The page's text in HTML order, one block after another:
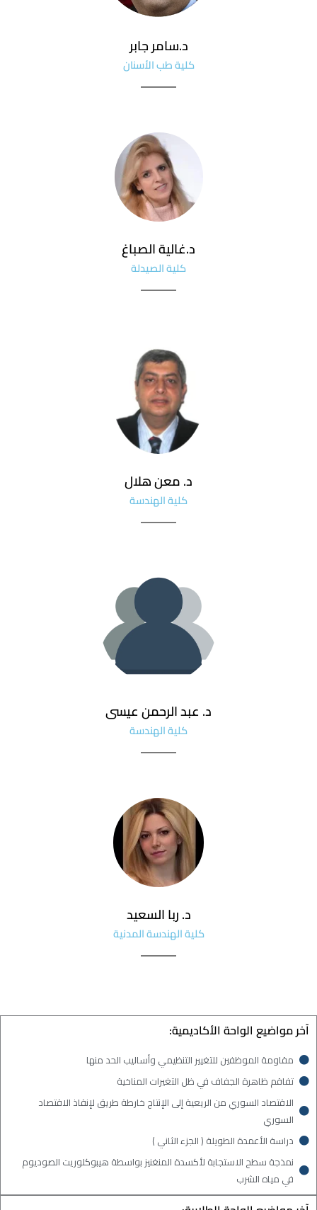
د.سامر جابر
كلية طب الأسنان
د.غالية الصباغ
كلية الصيدلة
د. معن هلال
كلية الهندسة
د. عبد الرحمن عيسى
كلية الهندسة
د. ربا السعيد
كلية الهندسة المدنية
آخر مواضيع الواحة الأكاديمية:
مقاومة الموظفين للتغيير التنظيمي وأساليب الحد منها
تفاقم ظاهرة الجفاف في ظل التغيرات المناخية
الاقتصاد السوري من الريعية إلى الإنتاج خارطة طريق لإنقاذ الاقتصاد
السوري
دراسة الأعمدة الطويلة ( الجزء الثاني )
نمذجة سطح الاستجابة لأكسدة المنغنيز بواسطة هيبوكلوريت الصوديوم
في مياه الشرب